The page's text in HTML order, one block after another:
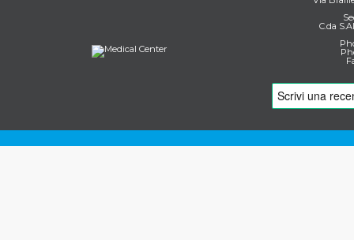
C.da